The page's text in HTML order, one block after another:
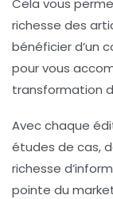
Cela vous
richesse des
bénéficier d’un
pour vous
transformation
Avec chaque
études de cas,
richesse
pointe du